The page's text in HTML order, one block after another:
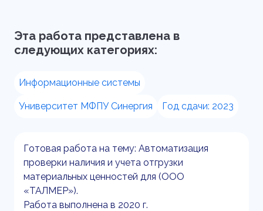
Эта работа представлена в
следующих категориях:
Информационные системы
Университет МФПУ Синергия Год сдачи: 2023
Готовая работа на тему: Автоматизация
проверки наличия и учета отгрузки
материальных ценностей для (ООО
«ТАЛМЕР»).
Работа выполнена в 2020 г.